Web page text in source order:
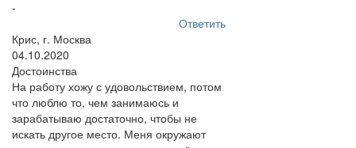
-
Ответить
Крис, г. Москва
04.10.2020
Достоинства
На работу хожу с удовольствием, потом
что люблю то, чем занимаюсь и
зарабатываю достаточно, чтобы не
искать другое место. Меня окружают